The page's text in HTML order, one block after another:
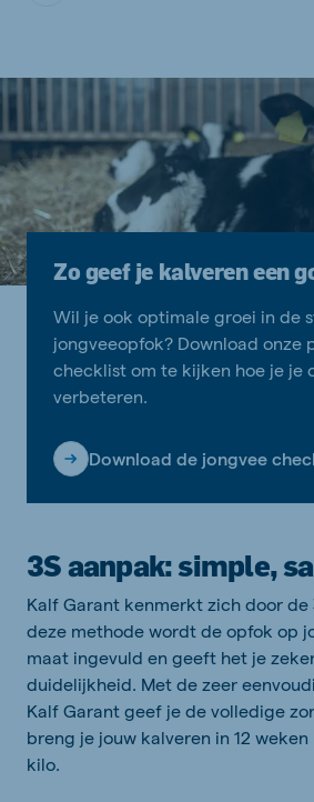
Zo geef je kalveren een
Wil je ook optimale groei in de
jongveeopfok? Download onze
checklist om te kijken hoe je je
verbeteren.
Download de jongvee
3S aanpak: simple,
Kalf Garant kenmerkt zich door de
deze methode wordt de opfok op
maat ingevuld en geeft het je
duidelijkheid. Met de zeer
Kalf Garant geef je de volledige
breng je jouw kalveren in 12 weken
kilo.